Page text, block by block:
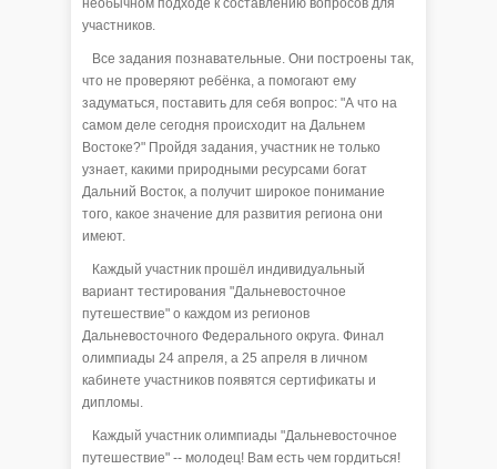
необычном подходе к составлению вопросов для
участников.
Все задания познавательные. Они построены так,
что не проверяют ребёнка, а помогают ему
задуматься, поставить для себя вопрос: "А что на
самом деле сегодня происходит на Дальнем
Востоке?" Пройдя задания, участник не только
узнает, какими природными ресурсами богат
Дальний Восток, а получит широкое понимание
того, какое значение для развития региона они
имеют.
Каждый участник прошёл индивидуальный
вариант тестирования "Дальневосточное
путешествие" о каждом из регионов
Дальневосточного Федерального округа. Финал
олимпиады 24 апреля, а 25 апреля в личном
кабинете участников появятся сертификаты и
дипломы.
Каждый участник олимпиады "Дальневосточное
путешествие" -- молодец! Вам есть чем гордиться!